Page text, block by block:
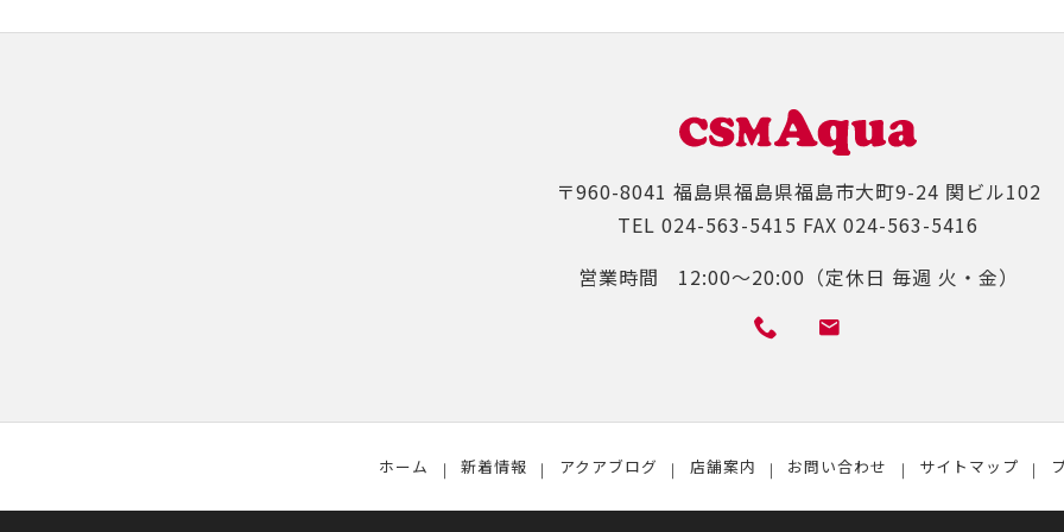
〒960-8041 福島県福島県福島市大町9-24 関ビル102
TEL 024-563-5415 FAX 024-563-5416
営業時間
12:00～20:00（定休日 毎週 火・金）
ホーム 新着情報 アクアブログ 店舗案内 お問い合わせ サイトマップ